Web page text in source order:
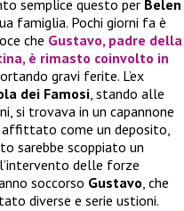
semplice questo per Belen
famiglia. Pochi giorni fa è
che Gustavo, padre della
è rimasto coinvolto in
gravi ferite. L’ex
dei Famosi, stando alle
si trovava in un capannone
affittato come un deposito,
sarebbe scoppiato un
delle forze
soccorso Gustavo, che
diverse e serie ustioni.